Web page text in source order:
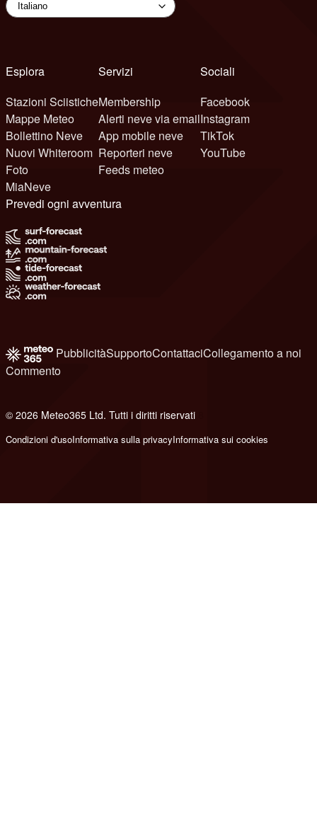
Esplora
Stazioni Sciistiche
Mappe Meteo
Bollettino Neve
Nuovi Whiteroom
Foto
MiaNeve
Servizi
Membership
Alerti neve via email
App mobile neve
Reporteri neve
Feeds meteo
Sociali
Facebook
Instagram
TikTok
YouTube
Prevedi ogni avventura
PubblicitàSupportoContattaciCollegamento a noi
Commento
© 2026 Meteo365 Ltd. Tutti i diritti riservati
Condizioni d'usoInformativa sulla privacyInformativa sui cookies